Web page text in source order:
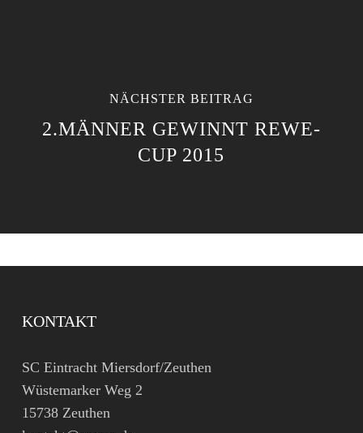
NÄCHSTER BEITRAG
2.MÄNNER GEWINNT REWE-
CUP 2015
KONTAKT
SC Eintracht Miersdorf/Zeuthen
Wüstemarker Weg 2
15738 Zeuthen